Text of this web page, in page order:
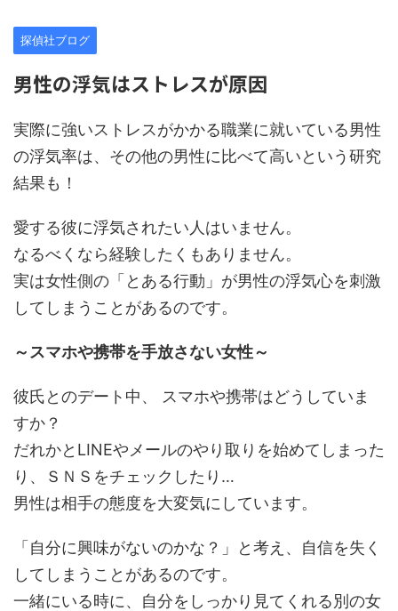
探偵社ブログ
男性の浮気はストレスが原因
実際に強いストレスがかかる職業に就いている男性
の浮気率は、その他の男性に比べて高いという研究
結果も！
愛する彼に浮気されたい人はいません。
なるべくなら経験したくもありません。
実は女性側の「とある行動」が男性の浮気心を刺激
してしまうことがあるのです。
～スマホや携帯を手放さない女性～
彼氏とのデート中、 スマホや携帯はどうしていま
すか？
だれかとLINEやメールのやり取りを始めてしまった
り、ＳＮＳをチェックしたり…
男性は相手の態度を大変気にしています。
「自分に興味がないのかな？」と考え、自信を失く
してしまうことがあるのです。
一緒にいる時に、自分をしっかり見てくれる別の女